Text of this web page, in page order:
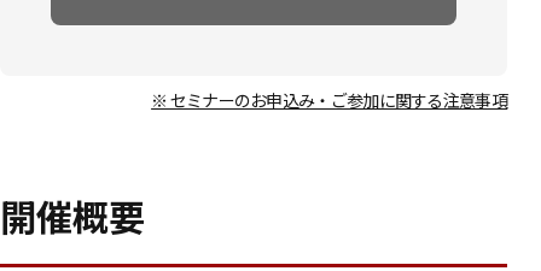
※ セミナーのお申込み・ご参加に関する注意事項
開催概要